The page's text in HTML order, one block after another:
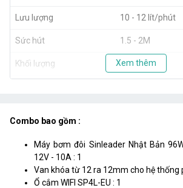
Lưu lượng 10 - 12 lít/phút
Sức hút 1.5 - 2M
Khối lượng 1.2 kg
Xem thêm
Combo bao gồm :
Máy bơm đôi Sinleader Nhật Bản
12V - 10A : 1
Van khóa từ 12 ra 12mm cho hệ thống
Ổ cắm WIFI SP4L-EU : 1